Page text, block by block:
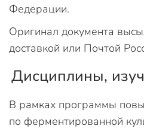
Федерации.
Оригинал документа
доставкой или Почтой
Дисциплины,
В рамках программы
по ферментированной